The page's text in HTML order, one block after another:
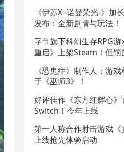
《伊苏X -诺曼荣光-》加
发布：全新剧情与玩法！
字节旗下科幻生存RPG游
重启》上架Steam！但锁
《恐鬼症》制作人：游
于《巫师3》！
好评佳作《东方红辉心》
Switch！今年上线
第一人称合作射击游戏《
上线抢先体验启动